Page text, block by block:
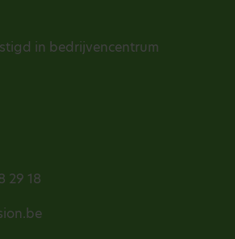
in bedrijvencentrum
29 18